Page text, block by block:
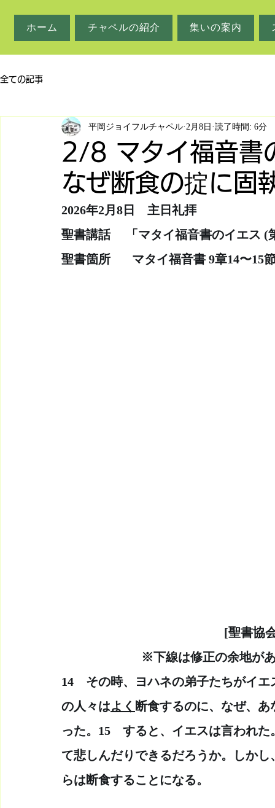
ホーム チャペルの紹介 集いの案内
全ての記事
2/8 マタイ福音書
なぜ断食の掟に固
平岡ジョイフルチャペル 2月8日 読了時間: 6分
2026年2月8日　主日礼拝
聖書講話     「マタイ福音書のイエス
聖書箇所　   マタイ福音書 9章14〜15
[聖書協会共
※下線は修正の余地がある
14　その時、ヨハネの弟子たちがイ
の人々はよく 断食するのに、なぜ、
った。15　すると、イエスは言われ
て悲しんだりできるだろうか。しか
らは断食することになる。